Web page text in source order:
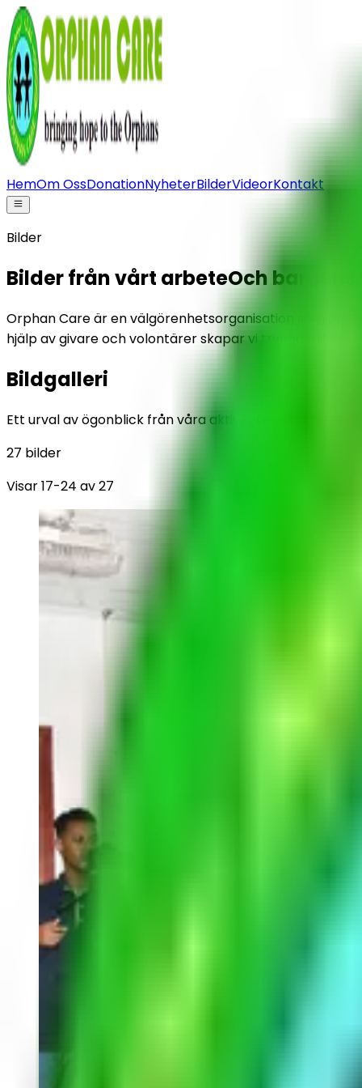
HemOm OssDonationNyheterBilderVideorKontakt
Bilder
Bilder från vårt arbeteOch
Orphan Care är en välgörenhetsorganisation som
hjälp av givare och volontärer skapar vi trygga miljöer
Bildgalleri
Ett urval av ögonblick från våra aktiviteter, skolor och
27 bilder
Visar17-24 av27